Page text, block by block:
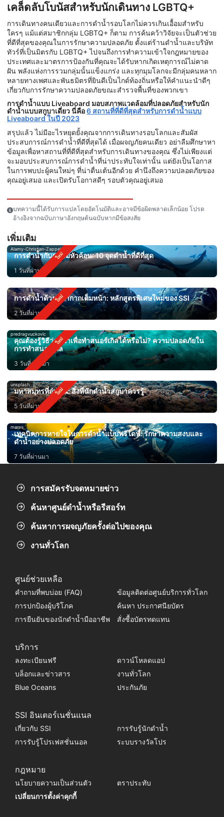
เคล็ดลับโบนัสสำหรับนักเดินทาง LGBTQ+
การเดินทางคนเดียวและการดำน้ำรอบโลกไม่ควรเกินเอื้อมสำหรับ
ใครๆ แม้แต่สมาชิกกลุ่ม LGBTQ+ ก็ตาม การค้นคว้าวิจัยจะเป็นตัวช่วย
ที่ดีที่สุดของคุณในการรักษาความปลอดภัย ตั้งแต่ร้านดำน้ำและบริษัท
ทัวร์ที่เป็นมิตรกับ LGBTQ+ ไปจนถึงการทำความเข้าใจกฎหมายของ
ประเทศและมาตรการป้องกันที่คุณจะได้รับหากเกิดเหตุการณ์ไม่คาด
ฝัน พลังแห่งการรวมกลุ่มนั้นแข็งแกร่ง และทุกมุมโลกจะมีกลุ่มคนหลาก
หลายทางเพศและพันธมิตรที่ยินดีเป็นไกด์ท้องถิ่นหรือให้คำแนะนำดีๆ
เกี่ยวกับการรักษาความปลอดภัยขณะสำรวจพื้นที่ของพวกเขา
การดำน้ำแบบ Liveaboard มอบสภาพแวดล้อมที่ปลอดภัยสำหรับนัก
ดำน้ำแบบสกูบาเดี่ยว นี่คือ6 สถานที่ที่ดีที่สุดสำหรับการดำน้ำแบบ
Liveaboard ในปี 2023
สรุปแล้ว ไม่มีอะไรหยุดยั้งคุณจากการเดินทางรอบโลกและสัมผัส
ประสบการณ์การดำน้ำที่ดีที่สุดได้ เมื่อผจญภัยคนเดียว อย่าลืมศึกษาหา
ข้อมูลเพื่อหาสถานที่ที่ดีที่สุดสำหรับการเดินทางของคุณ ซึ่งไม่เพียงแต่
จะมอบประสบการณ์การดำน้ำที่น่าประทับใจเท่านั้น แต่ยังเป็นโอกาส
ในการพบปะผู้คนใหม่ๆ ที่น่าตื่นเต้นอีกด้วย คำนึงถึงความปลอดภัยของ
คุณอยู่เสมอ และเปิดรับโอกาสดีๆ รอบตัวคุณอยู่เสมอ
บทความนี้ได้รับการแปลโดยอัตโนมัติและอาจมีข้อผิดพลาดเล็กน้อย โปรด
อ้างอิงจากฉบับภาษาอังกฤษต้นฉบับหากมีข้อสงสัย
เพิ่มเติม
Alamy-Christian-Zappel
การดำน้ำกับฉลามหัวค้อน: 10 จุดดำน้ำที่ดีที่สุด
1 วันที่ผ่านมา
การดำน้ำด้วยหน้ากากเต็มหน้า: หลักสูตรพิเศษใหม่ของ SSI
2 วันที่ผ่านมา
predragvuckovic
คุณต้องรู้วิธีว่ายน้ำเพื่อทำสนอร์เกิลได้หรือไม่? ความปลอดภัยใน
การทำสนอร์เกิล
3 วันที่ผ่านมา
unsplash
มหาสมุทรที่อุ่นขึ้น: สิ่งที่นักดำน้ำสกูบาควรรู้
5 วันที่ผ่านมา
mares
เทคนิคการหายใจในการดำน้ำแบบฟรีไดฟ์: รักษาความสงบและ
ดำน้ำอย่างปลอดภัย
7 วันที่ผ่านมา
การสมัครรับจดหมายข่าว
ค้นหาศูนย์ดำน้ำหรือรีสอร์ท
ค้นหาการผจญภัยครั้งต่อไปของคุณ
งานทั่วโลก
ศูนย์ช่วยเหลือ
คำถามที่พบบ่อย (FAQ)
ข้อมูลติดต่อศูนย์บริการทั่วโลก
การปกป้องผู้บริโภค
ค้นหา ประกาศนียบัตร
การยืนยันของนักดำน้ำมืออาชีพ
สั่งซื้อบัตรทดแทน
บริการ
ลงทะเบียนฟรี
ดาวน์โหลดแอป
บล็อกและข่าวสาร
งานทั่วโลก
Blue Oceans
ประกันภัย
SSI อินเตอร์เนชั่นแนล
เกี่ยวกับ SSI
การรับรู้นักดำน้ำ
การรับรู้โปรเฟสชั่นนอล
ระบบรางวัลโปร
กฎหมาย
นโยบายความเป็นส่วนตัว
ตราประทับ
เปลี่ยนการตั้งค่าคุกกี้